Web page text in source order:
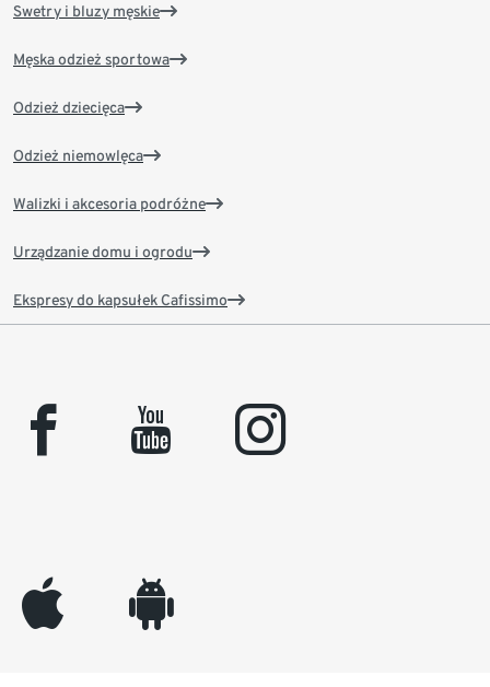
Swetry i bluzy męskie
Męska odzież sportowa
Odzież dziecięca
Odzież niemowlęca
Walizki i akcesoria podróżne
Urządzanie domu i ogrodu
Ekspresy do kapsułek Cafissimo
facebook youtube instagram
appleinc android